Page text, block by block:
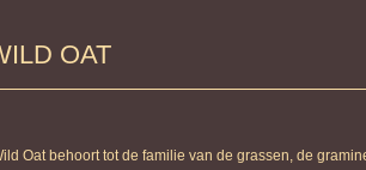
OAT
Oat behoort tot de familie van de grassen, de